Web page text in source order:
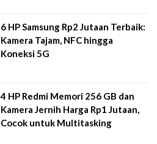
6 HP Samsung Rp2 Jutaan Terbaik:
Kamera Tajam, NFC hingga
Koneksi 5G
4 HP Redmi Memori 256 GB dan
Kamera Jernih Harga Rp1 Jutaan,
Cocok untuk Multitasking